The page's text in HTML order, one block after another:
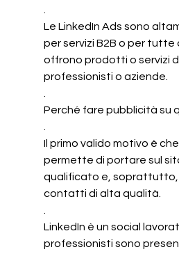
.
Le LinkedIn Ads sono
per servizi B2B o per tutte
offrono prodotti o servizi
professionisti o aziende.
.
Perché fare pubblicità su
.
Il primo valido motivo è
permette di portare sul
qualificato e, soprattutto,
contatti di alta qualità.
.
LinkedIn è un social
professionisti sono